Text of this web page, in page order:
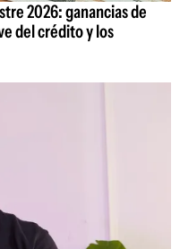
2026: ganancias de
del crédito y los